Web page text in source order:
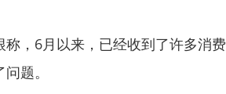
，6月以来，已经收到了许多消费
题。